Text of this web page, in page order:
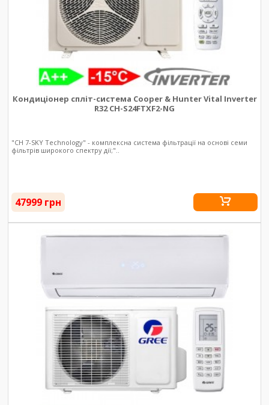
Кондиціонер спліт-система Cooper & Hunter Vital Inverter
R32 CH-S24FTXF2-NG
"CH 7-SKY Technology" - комплексна система фільтрації на основі семи
фільтрів широкого спектру дії;"..
47999 грн